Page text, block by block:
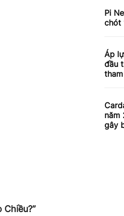
Pi
chót
Áp
đầu
năm
gây